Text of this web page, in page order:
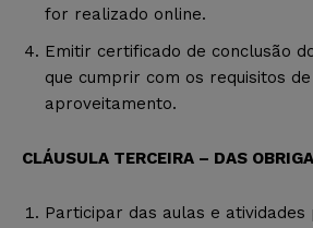
for realizado online.
Emitir certificado de conclusão
que cumprir com os requisitos
aproveitamento.
CLÁUSULA TERCEIRA – DAS
Participar das aulas e